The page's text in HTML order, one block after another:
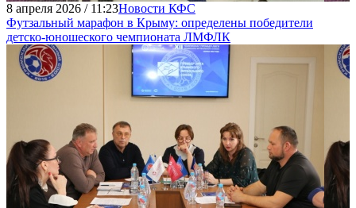
8 апреля 2026 / 11:23Новости КФС
Футзальный марафон в Крыму: определены победители
детско-юношеского чемпионата ЛМФЛК